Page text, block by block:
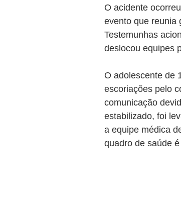
O acidente
evento que reunia
Testemunhas
deslocou equipes
O adolescente de
escoriações pelo
comunicação
estabilizado, foi
a equipe médica
quadro de saúde